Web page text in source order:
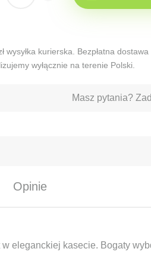
wysyłka kurierska. Bezpłatna
wyłącznie na terenie Polski.
Masz pytania?
Opinie
eleganckiej kasecie. Bogaty